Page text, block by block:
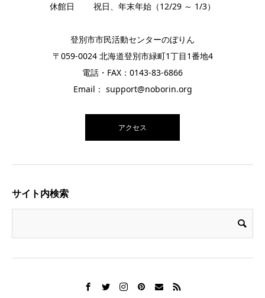
休館日 祝日、年末年始（12/29 ～ 1/3）
登別市市民活動センターのぼりん
〒059-0024 北海道登別市緑町1丁目1番地4
電話・FAX：0143-83-6866
Email： support@noborin.org
アクセス
サイト内検索